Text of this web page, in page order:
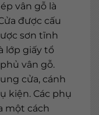
vân gỗ là
được cấu
sơn tĩnh
lớp giấy tổ
vân gỗ.
cửa, cánh
kiện. Các phụ
một cách